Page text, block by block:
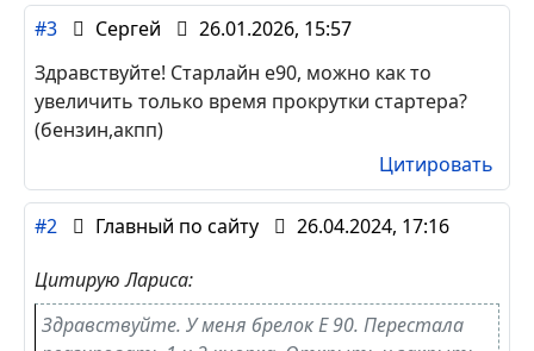
#3 Сергей
26.01.2026, 15:57
Здравствуйте! Старлайн е90, можно как то
увеличить только время прокрутки стартера?
(бензин,акпп)
Цитировать
#2 Главный по сайту 26.04.2024, 17:16
Цитирую Лариса:
Здравствуйте. У меня брелок E 90. Перестала